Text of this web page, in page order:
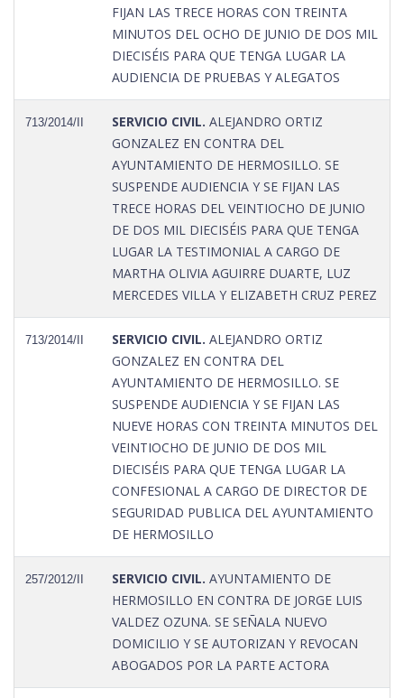
FIJAN LAS TRECE HORAS CON TREINTA
MINUTOS DEL OCHO DE JUNIO DE DOS MIL
DIECISÉIS PARA QUE TENGA LUGAR LA
AUDIENCIA DE PRUEBAS Y ALEGATOS
713/2014/II SERVICIO CIVIL. ALEJANDRO ORTIZ
GONZALEZ EN CONTRA DEL
AYUNTAMIENTO DE HERMOSILLO. SE
SUSPENDE AUDIENCIA Y SE FIJAN LAS
TRECE HORAS DEL VEINTIOCHO DE JUNIO
DE DOS MIL DIECISÉIS PARA QUE TENGA
LUGAR LA TESTIMONIAL A CARGO DE
MARTHA OLIVIA AGUIRRE DUARTE, LUZ
MERCEDES VILLA Y ELIZABETH CRUZ PEREZ
713/2014/II SERVICIO CIVIL. ALEJANDRO ORTIZ
GONZALEZ EN CONTRA DEL
AYUNTAMIENTO DE HERMOSILLO. SE
SUSPENDE AUDIENCIA Y SE FIJAN LAS
NUEVE HORAS CON TREINTA MINUTOS DEL
VEINTIOCHO DE JUNIO DE DOS MIL
DIECISÉIS PARA QUE TENGA LUGAR LA
CONFESIONAL A CARGO DE DIRECTOR DE
SEGURIDAD PUBLICA DEL AYUNTAMIENTO
DE HERMOSILLO
257/2012/II SERVICIO CIVIL. AYUNTAMIENTO DE
HERMOSILLO EN CONTRA DE JORGE LUIS
VALDEZ OZUNA. SE SEÑALA NUEVO
DOMICILIO Y SE AUTORIZAN Y REVOCAN
ABOGADOS POR LA PARTE ACTORA